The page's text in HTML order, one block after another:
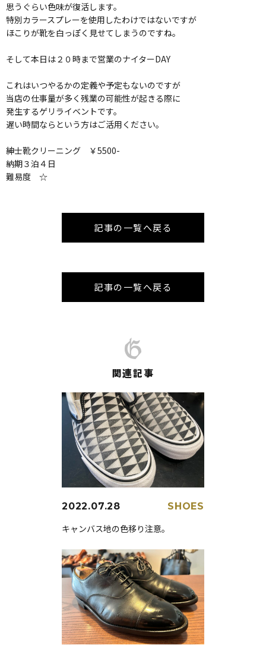
思うぐらい色味が復活します。
特別カラースプレーを使用したわけではないですが
ほこりが靴を白っぽく見せてしまうのですね。
そして本日は２０時まで営業のナイターDAY
これはいつやるかの定義や予定もないのですが
当店の仕事量が多く残業の可能性が起きる際に
発生するゲリライベントです。
遅い時間ならという方はご活用ください。
紳士靴クリーニング ￥5500-
納期３泊４日
難易度 ☆
記事の一覧へ戻る
記事の一覧へ戻る
関連記事
2022.07.28 SHOES
キャンバス地の色移り注意。